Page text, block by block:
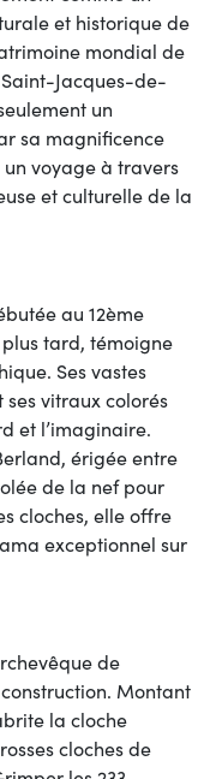
et historique de
mondial de
Saint-Jacques-de-
un
sa magnificence
voyage à travers
et culturelle de la
au 12ème
tard, témoigne
Ses vastes
ses vitraux colorés
et l’imaginaire.
érigée entre
de la nef pour
cloches, elle offre
exceptionnel sur
de
Montant
la cloche
cloches de